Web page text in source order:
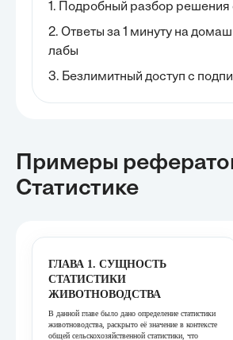
1. Подробный разбор решения
2. Ответы за 1 минуту на
лабы
3. Безлимитный доступ с
Примеры
Статистике
ГЛАВА 1. СУЩНОСТЬ
СТАТИСТИКИ
ЖИВОТНОВОДСТВА
В данной главе было дано определение статистики
животноводства, раскрыто её значение в контексте
общей сельскохозяйственной статистики, что